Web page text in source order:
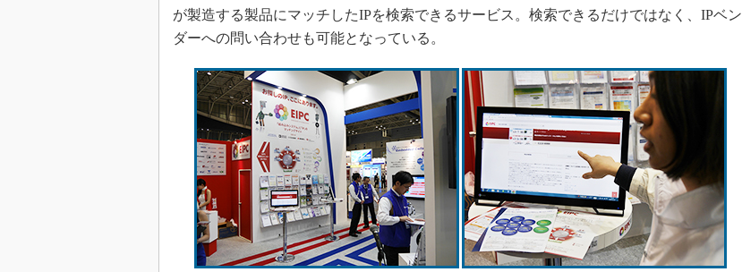
が製造する製品にマッチしたIPを検索できるサービス。検索できるだけではなく、IPベン
ダーへの問い合わせも可能となっている。